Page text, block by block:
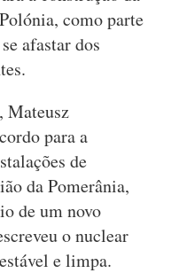
como parte
afastar dos
Mateusz
para a
de
da Pomerânia,
de um novo
o nuclear
e limpa.